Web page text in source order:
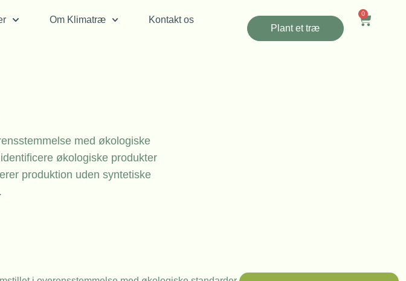
Om Klimatræ
Kontakt os
Plant et træ
0
med økologiske
økologiske produkter
produktion uden syntetiske